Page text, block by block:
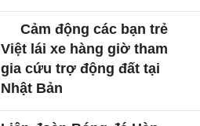
Cảm động các bạn trẻ
Việt lái xe hàng giờ tham
gia cứu trợ động đất tại
Nhật Bản